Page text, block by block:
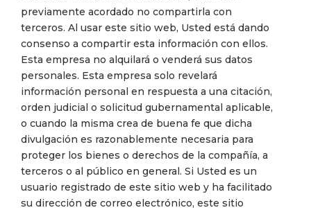
previamente acordado no compartirla con
terceros. Al usar este sitio web, Usted está dando
consenso a compartir esta información con ellos.
Esta empresa no alquilará o venderá sus datos
personales. Esta empresa solo revelará
información personal en respuesta a una citación,
orden judicial o solicitud gubernamental aplicable,
o cuando la misma crea de buena fe que dicha
divulgación es razonablemente necesaria para
proteger los bienes o derechos de la compañía, a
terceros o al público en general. Si Usted es un
usuario registrado de este sitio web y ha facilitado
su dirección de correo electrónico, este sitio